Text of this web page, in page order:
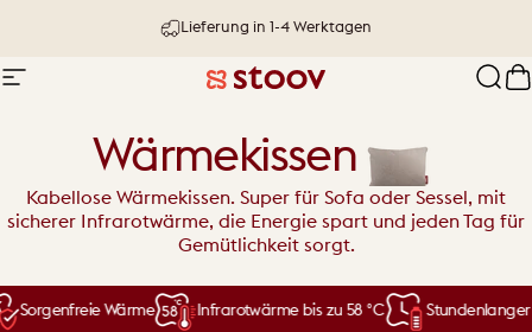
30 Tage testen & Geld-zurück-Garantie
Seitennavigation Stoov® | Cordless Heated Cushions
Wärmekissen
Kabellose Wärmekissen. Super für Sofa oder Sessel, mit
sicherer Infrarotwärme, die Energie spart und jeden Tag für
Gemütlichkeit sorgt.
Sorgenfreie Wärme Infrarotwärme bis zu 58 °C Stundenlanger